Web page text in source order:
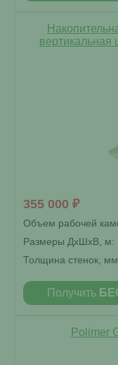
вертикальная
355 000 ₽
Объем рабочей
Размеры ДxШxВ, м:
Толщина стенок,
Получить
Polimer